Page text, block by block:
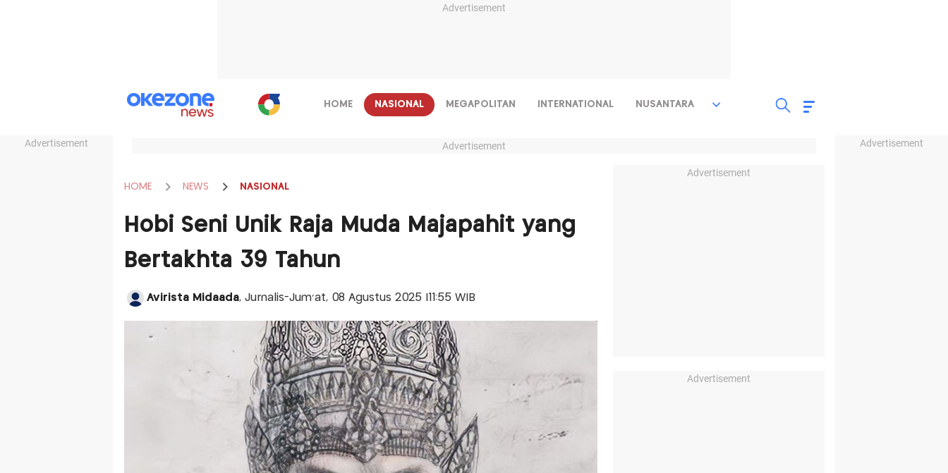
Advertisement
Advertisement Advertisement
HOME NASIONAL MEGAPOLITAN INTERNATIONAL NUSANTARA
Advertisement
HOME NEWS NASIONAL
Hobi Seni Unik Raja Muda Majapahit yang
Bertakhta 39 Tahun
Avirista Midaada, Jurnalis-Jum'at, 08 Agustus 2025 |11:55 WIB
Advertisement
Advertisement